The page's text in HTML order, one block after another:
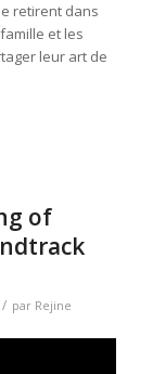
retirent dans
et les
leur art de
of
/ par Rejine